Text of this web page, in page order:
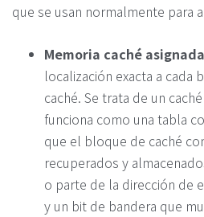
que se usan normalmente para
Memoria caché
localización exacta a cada
caché. Se trata de un
funciona como una tabla
que el bloque de caché
recuperados y
o parte de la dirección de
y un bit de bandera que